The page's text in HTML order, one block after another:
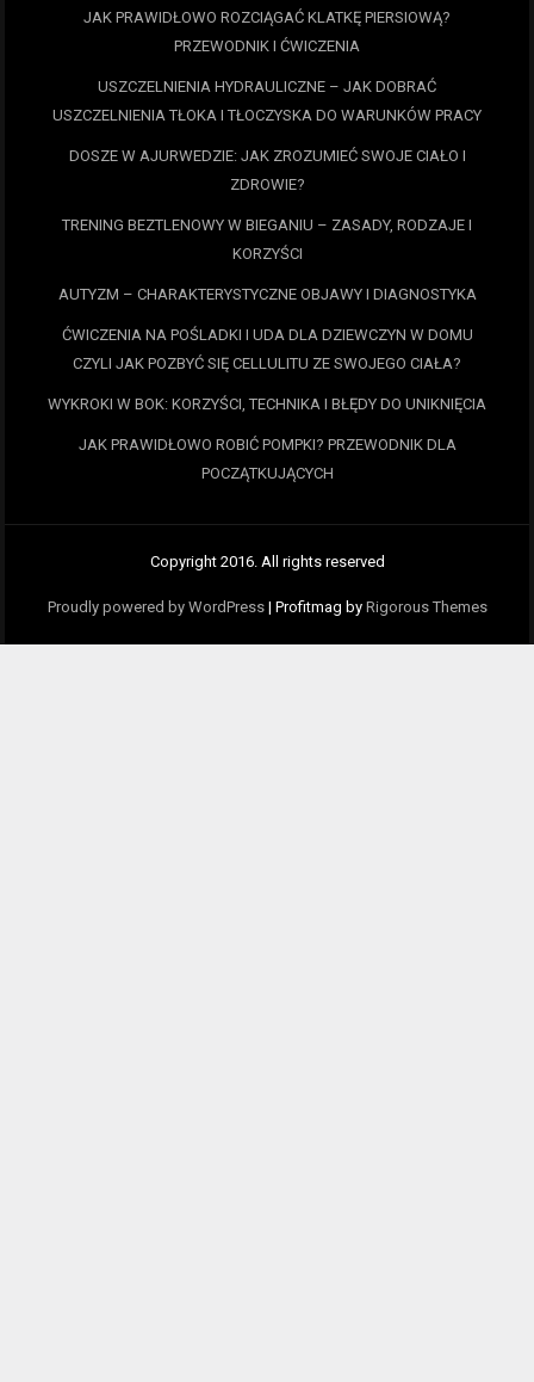
JAK PRAWIDŁOWO ROZCIĄGAĆ KLATKĘ PIERSIOWĄ?
PRZEWODNIK I ĆWICZENIA
USZCZELNIENIA HYDRAULICZNE – JAK DOBRAĆ
USZCZELNIENIA TŁOKA I TŁOCZYSKA DO WARUNKÓW PRACY
DOSZE W AJURWEDZIE: JAK ZROZUMIEĆ SWOJE CIAŁO I
ZDROWIE?
TRENING BEZTLENOWY W BIEGANIU – ZASADY, RODZAJE I
KORZYŚCI
AUTYZM – CHARAKTERYSTYCZNE OBJAWY I DIAGNOSTYKA
ĆWICZENIA NA POŚLADKI I UDA DLA DZIEWCZYN W DOMU
CZYLI JAK POZBYĆ SIĘ CELLULITU ZE SWOJEGO CIAŁA?
WYKROKI W BOK: KORZYŚCI, TECHNIKA I BŁĘDY DO UNIKNIĘCIA
JAK PRAWIDŁOWO ROBIĆ POMPKI? PRZEWODNIK DLA
POCZĄTKUJĄCYCH
Copyright 2016. All rights reserved
Proudly powered by WordPress | Profitmag by Rigorous Themes